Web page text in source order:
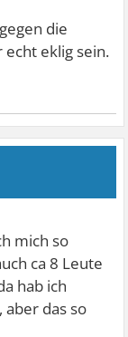
die
echt eklig sein.
mich so
ca 8 Leute
hab ich
aber das so